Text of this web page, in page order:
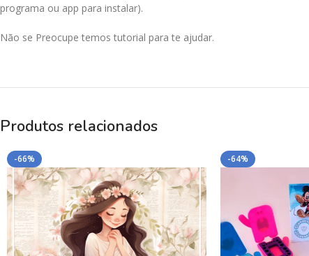
programa ou app para instalar).
Não se Preocupe temos tutorial para te ajudar.
Produtos relacionados
-66% -64%